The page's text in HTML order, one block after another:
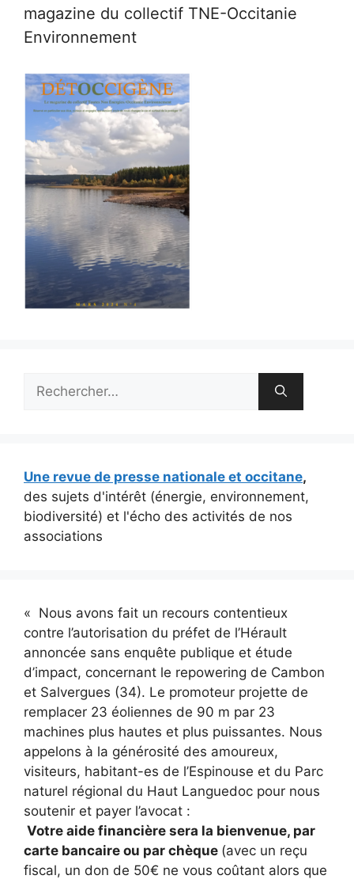
magazine du collectif TNE-Occitanie
Environnement
Une revue de presse nationale et occitane,
des sujets d'intérêt (énergie, environnement,
biodiversité) et l'écho des activités de nos
associations
« Nous avons fait un recours contentieux
contre l’autorisation du préfet de l’Hérault
annoncée sans enquête publique et étude
d’impact, concernant le repowering de Cambon
et Salvergues (34). Le promoteur projette de
remplacer 23 éoliennes de 90 m par 23
machines plus hautes et plus puissantes. Nous
appelons à la générosité des amoureux,
visiteurs, habitant-es de l’Espinouse et du Parc
naturel régional du Haut Languedoc pour nous
soutenir et payer l’avocat :
Votre aide financière sera la bienvenue, par
carte bancaire ou par chèque (avec un reçu
fiscal, un don de 50€ ne vous coûtant alors que